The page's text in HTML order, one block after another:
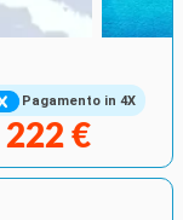
Pagamento in 4X
222 €